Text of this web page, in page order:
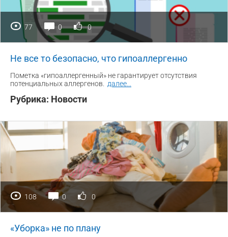
77 0 0
Не все то безопасно, что гипоаллергенно
Пометка «гипоаллергенный» не гарантирует отсутствия
потенциальных аллергенов.
далее
Рубрика: Новости
108 0 0
«Уборка» не по плану